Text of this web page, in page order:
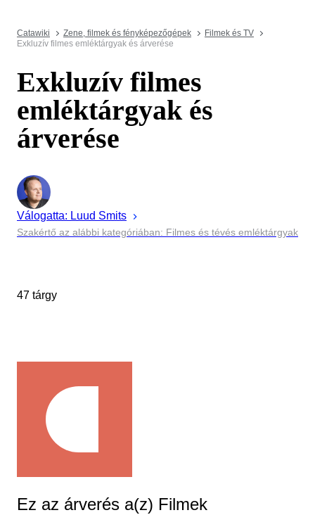
Catawiki Zene, filmek és fényképezőgépek
Filmek és TV
Exkluzív filmes emléktárgyak és árverése
Exkluzív filmes
emléktárgyak és
árverése
Válogatta: Luud Smits
Szakértő az alábbi kategóriában: Filmes és tévés emléktárgyak
47 tárgy
Ez az árverés a(z) Filmek